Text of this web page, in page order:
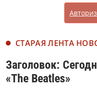
СТАРАЯ ЛЕНТА
Заголовок:
«The Beatles»